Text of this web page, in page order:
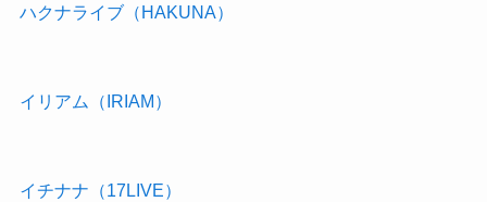
ハクナライブ（HAKUNA）
イリアム（IRIAM）
イチナナ（17LIVE）